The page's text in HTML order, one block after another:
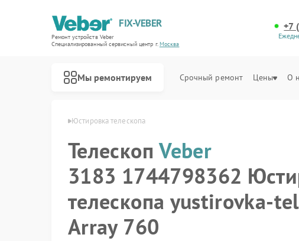
FIX-VEBER
Ремонт устройств Veber
Специализированный cервисный центр г.Москва
+7
Мы ремонтируем Срочный ремонт Цены О
Телескоп Veber Юстировка телескопа
ТелескопVeber
3183 1744798362
телескопа yustirovka-
Array 760